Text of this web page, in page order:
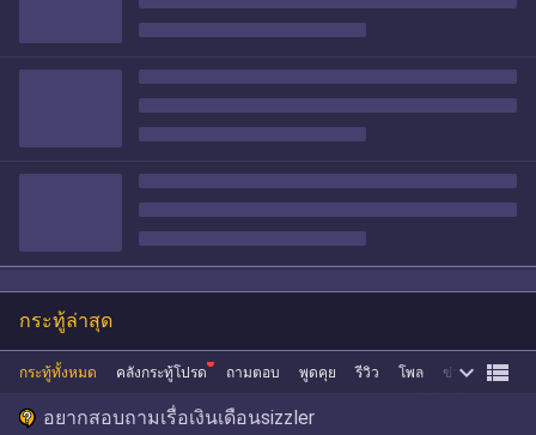
กระทู้ล่าสุด
กระทู้ทั้งหมด คลังกระทู้โปรด ถามตอบ พูดคุย รีวิว โพล ข่าว ซื้อขาย
 
อยากสอบถามเรื่อเงินเดือนsizzler